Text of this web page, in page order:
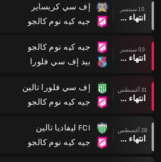
10 سبتمبر
انتهاء وقت المباراة
إف سي كريساير
جيه كيه نوم كالجو
03 سبتمبر
انتهاء وقت المباراة
جيه كيه نوم كالجو
بيد إف سي فلورا
31 أغسطس
انتهاء وقت المباراة
إف سي فلورا تالين
جيه كيه نوم كالجو
28 أغسطس
انتهاء وقت المباراة
FCI ليفاديا تالين
جيه كيه نوم كالجو